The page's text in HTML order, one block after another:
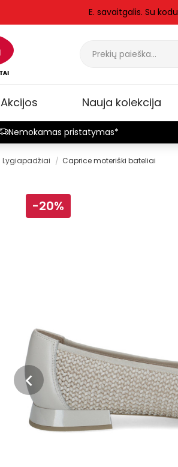
E. savaitgalis. Su kodu
Akcijos Nauja kolekcija
Nemokamas pristatymas*
Lygiapadžiai Caprice moteriški bateliai
-20%